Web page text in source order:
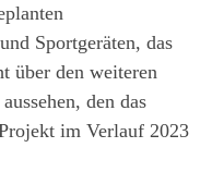
Sportgeräten, das
über den weiteren
den das
im Verlauf 2023